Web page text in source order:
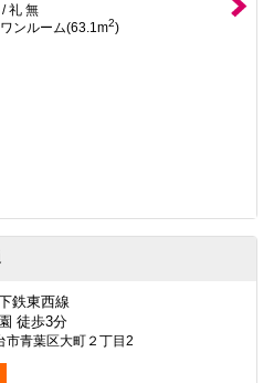
礼 無
ンルーム(63.1m2)
鉄東西線
徒歩3分
市青葉区大町２丁目2